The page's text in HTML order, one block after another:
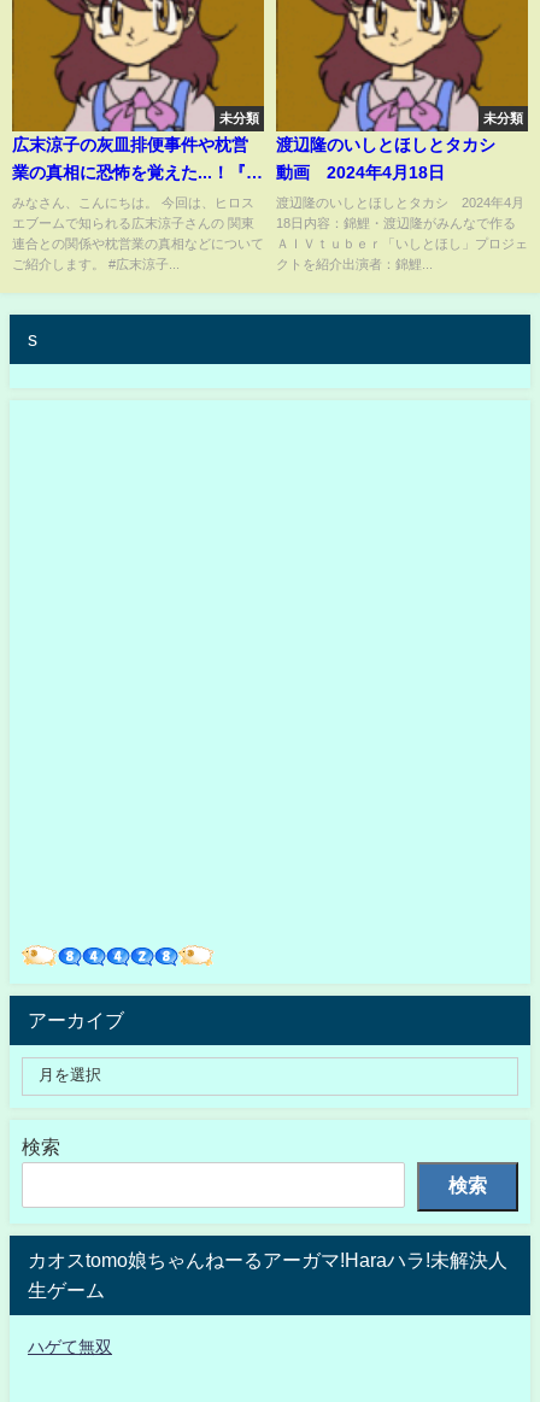
未分類
広末涼子の灰皿排便事件や枕営
業の真相に恐怖を覚えた...！『ヒ
ロスエブーム』で知られる女優
の関東連合との関係や薬物疑惑
に一同驚愕...！
みなさん、こんにちは。 今回は、ヒロス
エブームで知られる広末涼子さんの 関東
連合との関係や枕営業の真相などについて
ご紹介します。 #広末涼子...
未分類
渡辺隆のいしとほしとタカシ
動画 2024年4月18日
渡辺隆のいしとほしとタカシ 2024年4月
18日内容：錦鯉・渡辺隆がみんなで作る
ＡＩＶｔｕｂｅｒ「いしとほし」プロジェ
クトを紹介出演者：錦鯉...
s
アーカイブ
検索
検索
カオスtomo娘ちゃんねーるアーガマ!Haraハラ!未解決人
生ゲーム
ハゲて無双